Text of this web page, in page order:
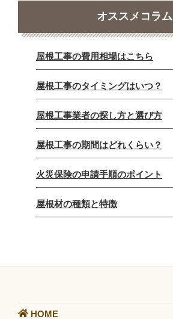
オススメコラム
屋根工事の費用相場はこちら
屋根工事のタイミングはいつ？
屋根工事業者の探し方と選び方
屋根工事の期間はどれくらい？
火災保険の申請手順のポイント
屋根材の種類と特徴
HOME